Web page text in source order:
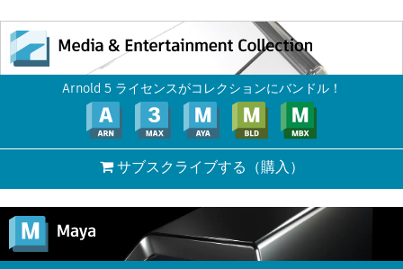
Arnold 5 ライセンスがコレクションにバンドル！
サブスクライブする （購入）